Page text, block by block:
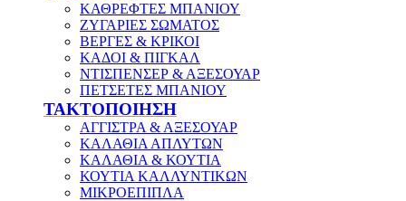
ΚΑΘΡΕΦΤΕΣ ΜΠΑΝΙΟΥ
ΖΥΓΑΡΙΕΣ ΣΩΜΑΤΟΣ
ΒΕΡΓΕΣ & ΚΡΙΚΟΙ
ΚΑΔΟΙ & ΠΙΓΚΑΛ
ΝΤΙΣΠΕΝΣΕΡ & ΑΞΕΣΟΥΑΡ
ΠΕΤΣΕΤΕΣ ΜΠΑΝΙΟΥ
ΤΑΚΤΟΠΟΙΗΣΗ
ΑΓΓΙΣΤΡΑ & ΑΞΕΣΟΥΑΡ
ΚΑΛΑΘΙΑ ΑΠΛΥΤΩΝ
ΚΑΛΑΘΙΑ & ΚΟΥΤΙΑ
ΚΟΥΤΙΑ ΚΑΛΛΥΝΤΙΚΩΝ
ΜΙΚΡΟΕΠΙΠΛΑ